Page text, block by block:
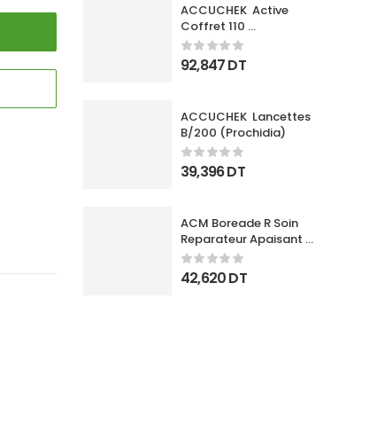
ACCUCHEK  Active
Coffret 110
Bandlettes+Appareil
92,847DT
ACCUCHEK  Lancettes
B/200 (Prochidia)
39,396DT
ACM Boreade R Soin
Reparateur Apaisant
40Ml
42,620DT